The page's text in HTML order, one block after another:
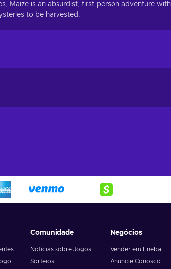
Maize is an absurdist, first-person adventure with
to be harvested.
Comunidade
Notícias sobre Jogos
Sorteios
Negócios
Vender em Eneba
Anuncie Conosco